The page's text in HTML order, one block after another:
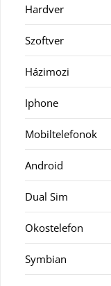
Hardver
Szoftver
Házimozi
Iphone
Mobiltelefonok
Android
Dual Sim
Okostelefon
Symbian